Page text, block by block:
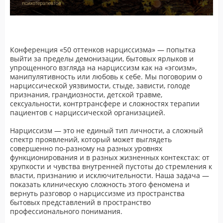
Конференция «50 оттенков нарциссизма» — попытка
выйти за пределы демонизации, бытовых ярлыков и
упрощенного взгляда на нарциссизм как на «эгоизм»,
манипулятивность или любовь к себе. Мы поговорим о
нарциссической уязвимости, стыде, зависти, голоде
признания, грандиозности, детской травме,
сексуальности, контртрансфере и сложностях терапии
пациентов с нарциссической организацией.
Нарциссизм — это не единый тип личности, а сложный
спектр проявлений, который может выглядеть
совершенно по-разному на разных уровнях
функционирования и в разных жизненных контекстах: от
хрупкости и чувства внутренней пустоты до стремления к
власти, признанию и исключительности. Наша задача —
показать клиническую сложность этого феномена и
вернуть разговор о нарциссизме из пространства
бытовых представлений в пространство
профессионального понимания.